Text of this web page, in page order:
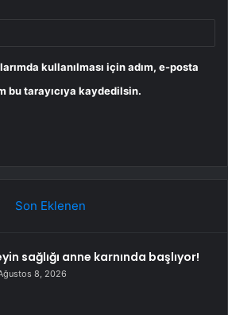
kullanılması için adım, e-posta
bu tarayıcıya kaydedilsin.
Son Eklenen
sağlığı anne karnında başlıyor!
8, 2026